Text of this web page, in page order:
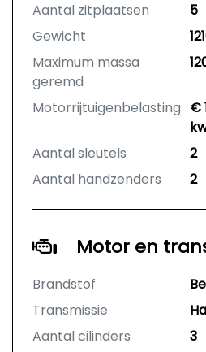
Aantal zitplaatsen
5
Gewicht
Maximum massa
geremd
Motorrijtuigenbelasting €
Aantal sleutels
2
Aantal handzenders
2
Motor en
Brandstof
Transmissie
Aantal cilinders
3